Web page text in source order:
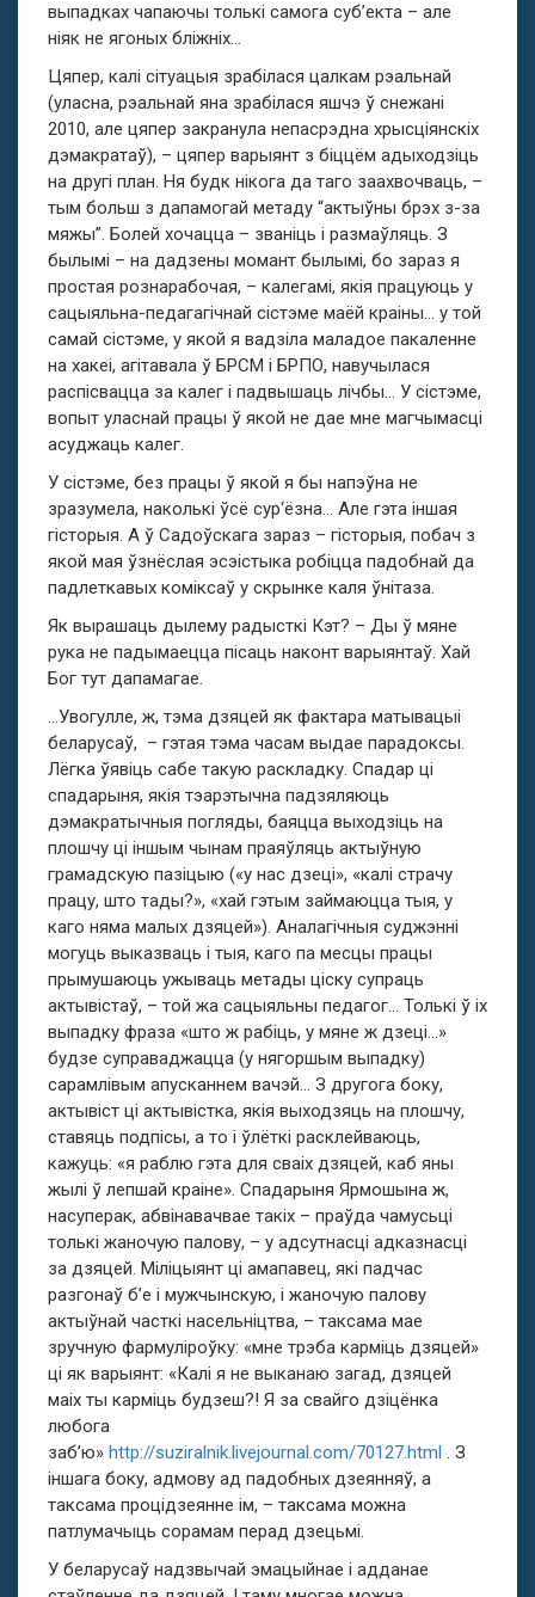
выпадках чапаючы толькі самога суб’екта – але
ніяк не ягоных бліжніх…
Цяпер, калі сітуацыя зрабілася цалкам рэальнай
(уласна, рэальнай яна зрабілася яшчэ ў снежані
2010, але цяпер закранула непасрэдна хрысціянскіх
дэмакратаў), – цяпер варыянт з біццём адыходзіць
на другі план. Ня будк нікога да таго заахвочваць, –
тым больш з дапамогай метаду “актыўны брэх з-за
мяжы”. Болей хочацца – званіць і размаўляць. З
былымі – на дадзены момант былымі, бо зараз я
простая рознарабочая, – калегамі, якія працуюць у
сацыяльна-педагагічнай сістэме маёй краіны… у той
самай сістэме, у якой я вадзіла маладое пакаленне
на хакеі, агітавала ў БРСМ і БРПО, навучылася
распісвацца за калег і падвышаць лічбы… У сістэме,
вопыт уласнай працы ў якой не дае мне магчымасці
асуджаць калег.
У сістэме, без працы ў якой я бы напэўна не
зразумела, наколькі ўсё сур‘ёзна… Але гэта іншая
гісторыя. А ў Садоўскага зараз – гісторыя, побач з
якой мая ўзнёслая эсэістыка робіцца падобнай да
падлеткавых коміксаў у скрынке каля ўнітаза.
Як вырашаць дылему радысткі Кэт? – Ды ў мяне
рука не падымаецца пісаць наконт варыянтаў. Хай
Бог тут дапамагае.
…Увогулле, ж, тэма дзяцей як фактара матывацыі
беларусаў, – гэтая тэма часам выдае парадоксы.
Лёгка ўявіць сабе такую раскладку. Спадар ці
спадарыня, якія тэарэтычна падзяляюць
дэмакратычныя погляды, баяцца выходзіць на
плошчу ці іншым чынам праяўляць актыўную
грамадскую пазіцыю («у нас дзеці», «калі страчу
працу, што тады?», «хай гэтым займаюцца тыя, у
каго няма малых дзяцей»). Аналагічныя суджэнні
могуць выказваць і тыя, каго па месцы працы
прымушаюць ужываць метады ціску супраць
актывістаў, – той жа сацыяльны педагог… Толькі ў іх
выпадку фраза «што ж рабіць, у мяне ж дзеці…»
будзе суправаджацца (у нягоршым выпадку)
сарамлівым апусканнем вачэй… З другога боку,
актывіст ці актывістка, якія выходзяць на плошчу,
ставяць подпісы, а то і ўлёткі расклейваюць,
кажуць: «я раблю гэта для сваіх дзяцей, каб яны
жылі ў лепшай краіне». Спадарыня Ярмошына ж,
насуперак, абвінавачвае такіх – праўда чамусьці
толькі жаночую палову, – у адсутнасці адказнасці
за дзяцей. Міліцыянт ці амапавец, які падчас
разгонаў б’е і мужчынскую, і жаночую палову
актыўнай часткі насельніцтва, – таксама мае
зручную фармуліроўку: «мне трэба карміць дзяцей»
ці як варыянт: «Калі я не выканаю загад, дзяцей
маіх ты карміць будзеш?! Я за свайго дзіцёнка
любога
заб’ю» http://suziralnik.livejournal.com/70127.html . З
іншага боку, адмову ад падобных дзеянняў, а
таксама процідзеянне ім, – таксама можна
патлумачыць сорамам перад дзецьмі.
У беларусаў надзвычай эмацыйнае і адданае